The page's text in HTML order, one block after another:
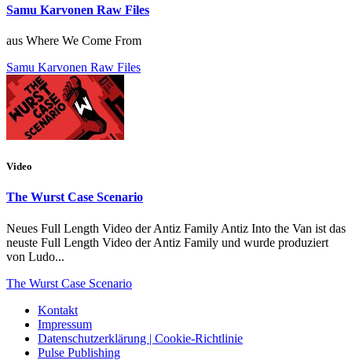
Samu Karvonen Raw Files
aus Where We Come From
Samu Karvonen Raw Files
Video
The Wurst Case Scenario
Neues Full Length Video der Antiz Family Antiz Into the Van ist das
neuste Full Length Video der Antiz Family und wurde produziert
von Ludo...
The Wurst Case Scenario
Kontakt
Impressum
Datenschutzerklärung | Cookie-Richtlinie
Pulse Publishing